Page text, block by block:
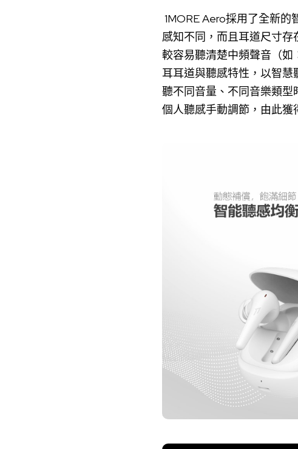
1MORE Aero採用了全新
感知不同，而且耳道尺寸存
較容易聽清楚中頻聲音（如
耳耳道與聽感特性，以智
聽不同音量、不同音樂類
個人聽感手動調節，由此獲